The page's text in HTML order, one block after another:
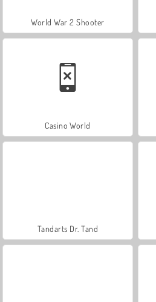
World War 2 Shooter
Casino World
Tandarts Dr. Tand